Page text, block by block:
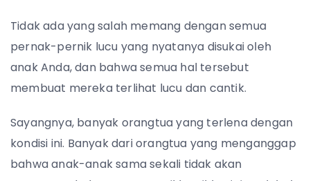
Tidak ada yang salah memang dengan semua
pernak-pernik lucu yang nyatanya disukai oleh
anak Anda, dan bahwa semua hal tersebut
membuat mereka terlihat lucu dan cantik.
Sayangnya, banyak orangtua yang terlena dengan
kondisi ini. Banyak dari orangtua yang menganggap
bahwa anak-anak sama sekali tidak akan